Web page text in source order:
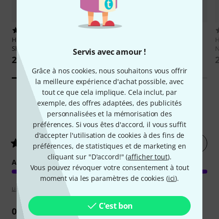
Servis avec amour !
Grâce à nos cookies, nous souhaitons vous offrir
la meilleure expérience d'achat possible, avec
tout ce que cela implique. Cela inclut, par
exemple, des offres adaptées, des publicités
personnalisées et la mémorisation des
préférences. Si vous êtes d'accord, il vous suffit
d'accepter l'utilisation de cookies à des fins de
préférences, de statistiques et de marketing en
cliquant sur "D'accord!" (afficher tout).
Vous pouvez révoquer votre consentement à tout
moment via les paramètres de cookies (ici).
C'est bon
Hal Leonard
Should Bass
22,90 €
Chili Peppers
1Évaluations des clients
5/ 5 Évaluer
ARRANGEMENT
Lignes directrices d'évaluation
0Commentaire